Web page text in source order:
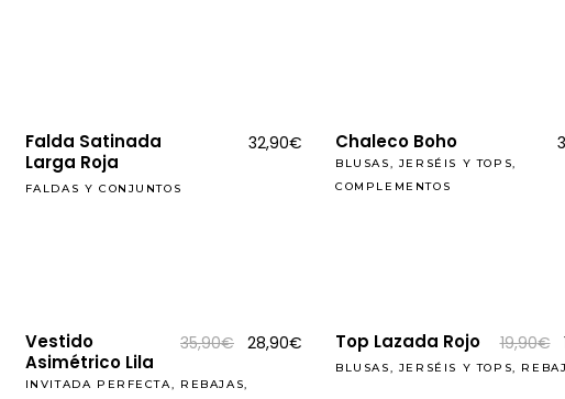
Falda Satinada
Larga Roja
32,90€
FALDAS Y CONJUNTOS
Chaleco Boho
BLUSAS, JERSÉIS Y TOPS,
COMPLEMENTOS
precio
actual
REBAJAS
Vestido
Asimétrico Lila
35,90€ El
precio
28,90€
actual
INVITADA PERFECTA, REBAJAS,
REBAJAS
Top Lazada Rojo 19,90€
BLUSAS, JERSÉIS Y TOPS,